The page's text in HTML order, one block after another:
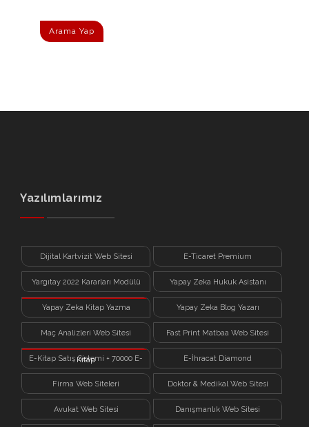
Arama Yap
Yazılımlarımız
Dijital Kartvizit Web Sitesi E-Ticaret Premium
Yargıtay 2022 Kararları Modülü Yapay Zeka Hukuk Asistanı
Yapay Zeka Kitap Yazma
Sistemi
Yapay Zeka Blog Yazarı
Maç Analizleri Web Sitesi Fast Print Matbaa Web Sitesi
E-Kitap Satış Sistemi + 70000 E-
Kitap
E-İhracat Diamond
Firma Web Siteleri Doktor & Medikal Web Sitesi
Avukat Web Sitesi Danışmanlık Web Sitesi